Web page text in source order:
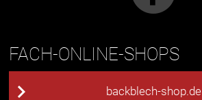
FACH-ONLINE-SHOPS
backblech-shop.de